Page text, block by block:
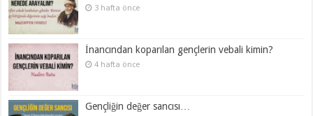
3 hafta önce
İnancından koparılan gençlerin vebali kimin?
4 hafta önce
Gençliğin değer sancısı…